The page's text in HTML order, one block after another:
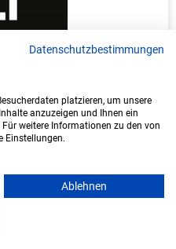
(B.Sc.) am
Immo GmbH
Datenschutzbestimmungen
platzieren, um unsere
anzuzeigen und Ihnen ein
weitere Informationen zu den von
Einstellungen.
Ablehnen